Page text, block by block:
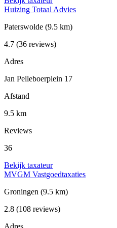
Huizing Totaal Advies
Paterswolde (9.5 km)
4.7 (36 reviews)
Adres
Jan Pelleboerplein 17
Afstand
9.5 km
Reviews
36
Bekijk taxateur
MVGM Vastgoedtaxaties
Groningen (9.5 km)
2.8 (108 reviews)